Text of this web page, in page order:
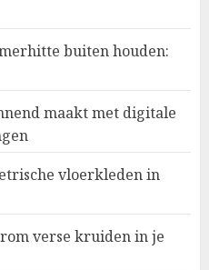
buiten houden:
maakt met digitale
vloerkleden in
verse kruiden in je